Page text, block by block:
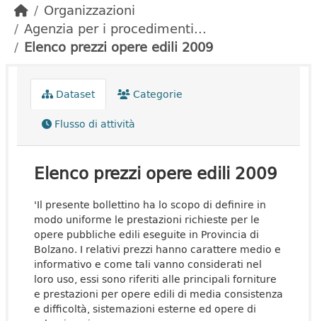
Organizzazioni
Agenzia per i procedimenti...
Elenco prezzi opere edili 2009
Dataset
Categorie
Flusso di attività
Elenco prezzi opere edili 2009
'Il presente bollettino ha lo scopo di definire in
modo uniforme le prestazioni richieste per le
opere pubbliche edili eseguite in Provincia di
Bolzano. I relativi prezzi hanno carattere medio e
informativo e come tali vanno considerati nel
loro uso, essi sono riferiti alle principali forniture
e prestazioni per opere edili di media consistenza
e difficoltà, sistemazioni esterne ed opere di